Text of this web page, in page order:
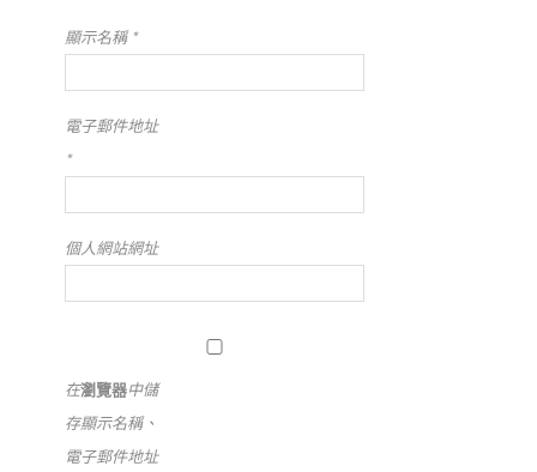
顯示名稱*
電子郵件地址
*
個人網站網址
在瀏覽器中儲
存顯示名稱、
電子郵件地址